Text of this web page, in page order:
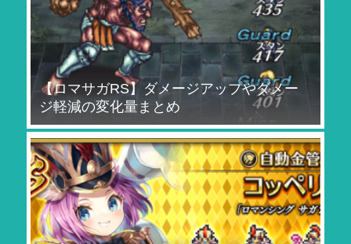
【ロマサガRS】ダメージアップやダメー
ジ軽減の変化量まとめ